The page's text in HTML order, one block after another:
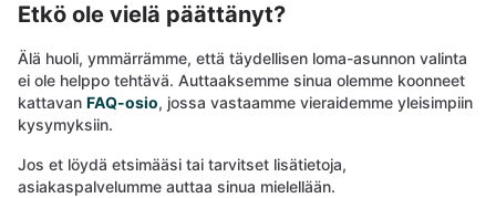
Etkö ole vielä päättänyt?
Älä huoli, ymmärrämme, että täydellisen loma-asunnon valinta
ei ole helppo tehtävä. Auttaaksemme sinua olemme koonneet
kattavan FAQ-osio, jossa vastaamme vieraidemme yleisimpiin
kysymyksiin.
Jos et löydä etsimääsi tai tarvitset lisätietoja,
asiakaspalvelumme auttaa sinua mielellään.